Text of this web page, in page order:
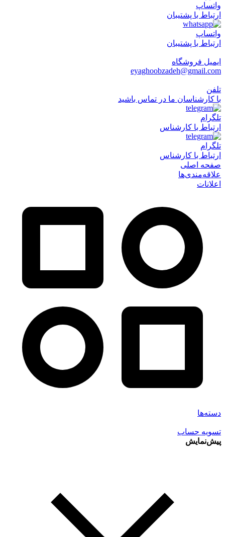
واتساپ
ارتباط با پشتیبان
واتساپ
ارتباط با پشتیبان
ایمیل فروشگاه
eyaghoobzadeh@gmail.com
تلفن
با کارشناسان ما در تماس باشید
تلگرام
ارتباط با کارشناس
تلگرام
ارتباط با کارشناس
صفحه اصلی
علاقه‌مندی‌ها
اعلانات
دسته‌ها
تسویه حساب
پیش‌نمایش